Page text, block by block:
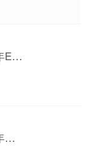
山推股份2024年ESG报告
山推股份2023年度社会责任报告